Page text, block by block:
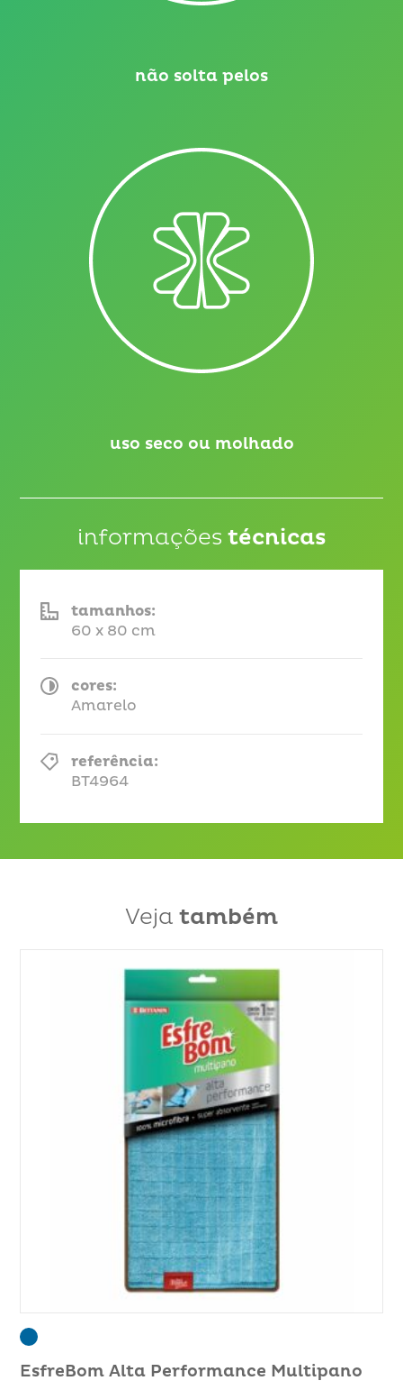
não solta pelos
uso seco ou molhado
informações técnicas
tamanhos:
60 x 80 cm
cores:
Amarelo
referência:
BT4964
Veja também
EsfreBom Alta Performance Multipano